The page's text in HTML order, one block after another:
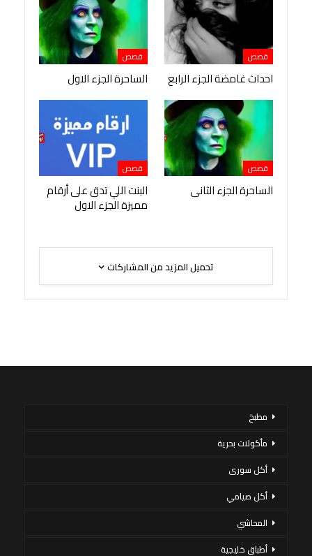
قصص
احداث غامضة الجزء الرابع
قصص
الساحرة الجزء الاول
قصص
الساحرة الجزء الثانى
قصص
البنت اللي تدق على أرقام
مميزة الجزء الاول
تحميل المزيد من المشاركات
مطبخ
مأكولات بحرية
أكل سورى
أكل صيامي
المحاشي
أطباق خليجية